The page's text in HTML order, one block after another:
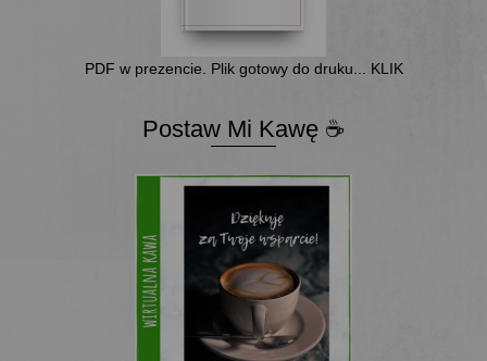
PDF w prezencie. Plik gotowy do druku... KLIK
Postaw Mi Kawę ☕